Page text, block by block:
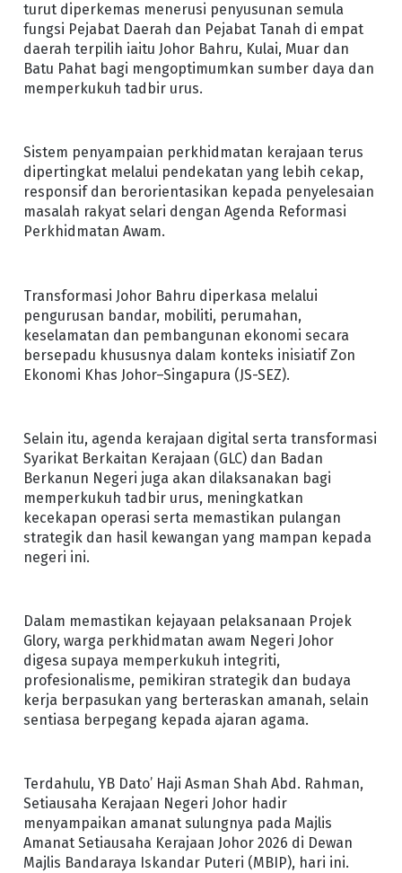
turut diperkemas menerusi penyusunan semula
fungsi Pejabat Daerah dan Pejabat Tanah di empat
daerah terpilih iaitu Johor Bahru, Kulai, Muar dan
Batu Pahat bagi mengoptimumkan sumber daya dan
memperkukuh tadbir urus.
Sistem penyampaian perkhidmatan kerajaan terus
dipertingkat melalui pendekatan yang lebih cekap,
responsif dan berorientasikan kepada penyelesaian
masalah rakyat selari dengan Agenda Reformasi
Perkhidmatan Awam.
Transformasi Johor Bahru diperkasa melalui
pengurusan bandar, mobiliti, perumahan,
keselamatan dan pembangunan ekonomi secara
bersepadu khususnya dalam konteks inisiatif Zon
Ekonomi Khas Johor–Singapura (JS-SEZ).
Selain itu, agenda kerajaan digital serta transformasi
Syarikat Berkaitan Kerajaan (GLC) dan Badan
Berkanun Negeri juga akan dilaksanakan bagi
memperkukuh tadbir urus, meningkatkan
kecekapan operasi serta memastikan pulangan
strategik dan hasil kewangan yang mampan kepada
negeri ini.
Dalam memastikan kejayaan pelaksanaan Projek
Glory, warga perkhidmatan awam Negeri Johor
digesa supaya memperkukuh integriti,
profesionalisme, pemikiran strategik dan budaya
kerja berpasukan yang berteraskan amanah, selain
sentiasa berpegang kepada ajaran agama.
Terdahulu, YB Dato’ Haji Asman Shah Abd. Rahman,
Setiausaha Kerajaan Negeri Johor hadir
menyampaikan amanat sulungnya pada Majlis
Amanat Setiausaha Kerajaan Johor 2026 di Dewan
Majlis Bandaraya Iskandar Puteri (MBIP), hari ini.